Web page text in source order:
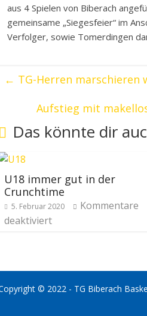
aus 4 Spielen von Biberach
gemeinsame „Siegesfeier“ im
Verfolger, sowie Tomerdingen
← TG-Herren marschieren
Aufstieg mit
Das könnte dir
U18 immer gut in der
Crunchtime
5. Februar 2020
Kommentare
deaktiviert
© 2022 - TG Biberach